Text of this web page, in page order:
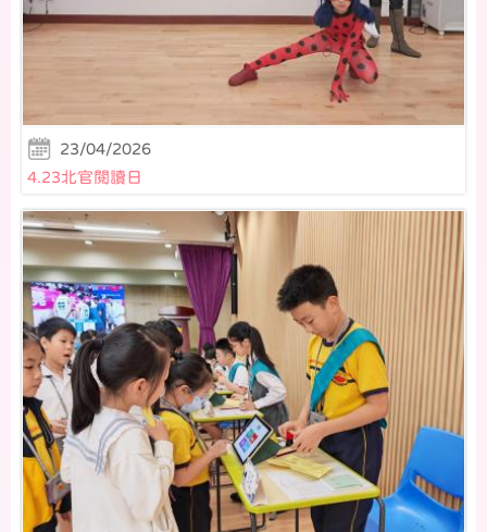
23/04/2026
4.23北官閱讀日